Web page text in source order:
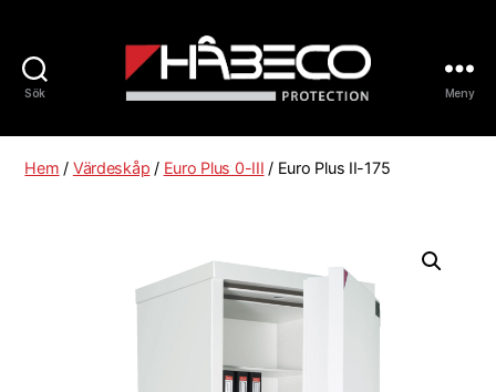
Sök
Sverige
Meny
Hem / Värdeskåp / Euro Plus 0-III / Euro Plus II-175